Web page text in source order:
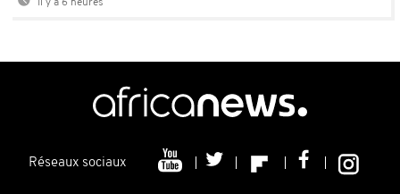
Il y a 6 heures
Réseaux sociaux